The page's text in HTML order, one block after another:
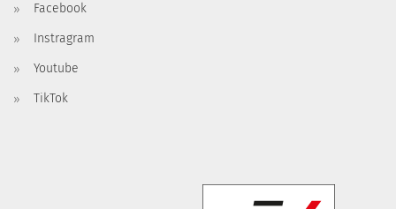
Facebook
Instragram
Youtube
TikTok